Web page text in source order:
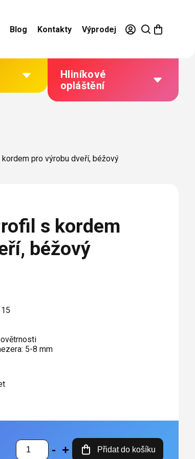
Blog Kontakty Výprodej
Hliníkové
opláštění
Barevné řešení
pro výrobu dveří, béžový
s kordem
béžový
5-8 mm
Přidat do košíku